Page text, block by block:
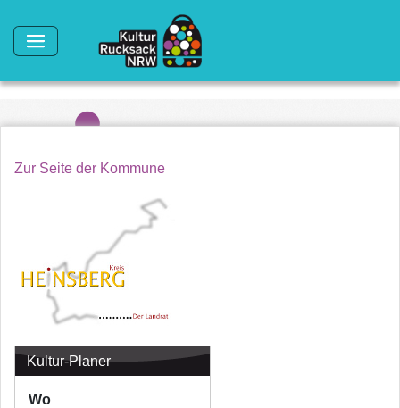
Zur Seite der Kommune
Kultur-Planer
Wo